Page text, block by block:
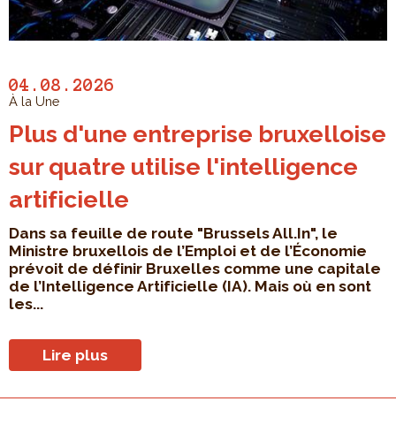
04.08.2026
À la Une
Plus d'une entreprise bruxelloise
sur quatre utilise l'intelligence
artificielle
Dans sa feuille de route "Brussels All.In", le
Ministre bruxellois de l’Emploi et de l’Économie
prévoit de définir Bruxelles comme une capitale
de l’Intelligence Artificielle (IA). Mais où en sont
les...
Lire plus